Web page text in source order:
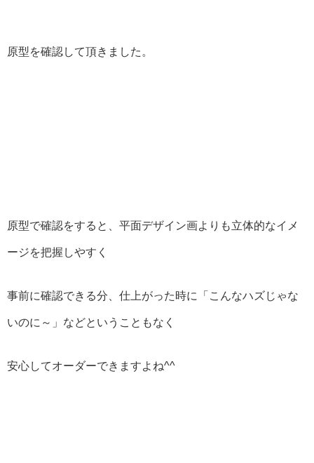
原型を確認して頂きました。
原型で確認をすると、平面デザイン画よりも立体的なイメ
ージを把握しやすく
事前に確認できる分、仕上がった時に「こんなハズじゃな
いのに～」などということもなく
安心してオーダーできますよね^^